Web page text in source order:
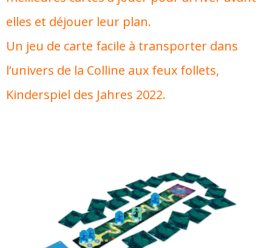
elles et déjouer leur plan.
Un jeu de carte facile à transporter dans
l’univers de la Colline aux feux follets,
Kinderspiel des Jahres 2022.